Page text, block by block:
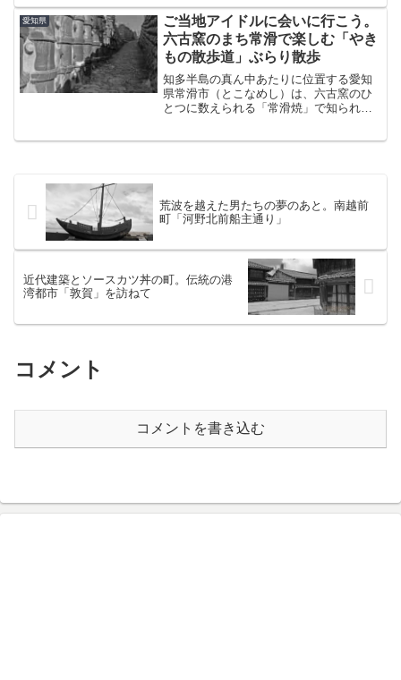
らはもっぱら『遠州横須賀』と呼ばれ
る。城下町は旧街道...
愛知県
ご当地アイドルに会いに行こう。
六古窯のまち常滑で楽しむ「やき
もの散歩道」ぶらり散歩
知多半島の真ん中あたりに位置する愛知
県常滑市（とこなめし）は、六古窯のひ
とつに数えられる「常滑焼」で知られる
荒波を越えた男たちの夢のあと。南越前
町「河野北前船主通り」
近代建築とソースカツ丼の町。伝統の港
湾都市「敦賀」を訪ねて
コメント
コメントを書き込む